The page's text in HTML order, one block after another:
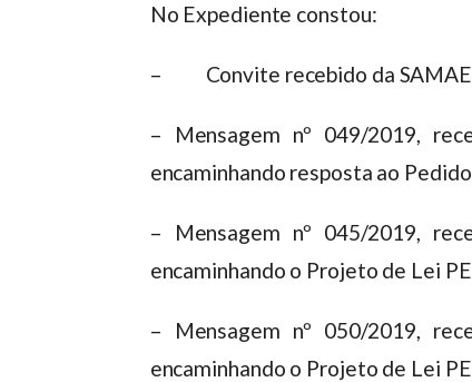
No Expediente constou:
– Convite recebido da SAMAE
– Mensagem nº 049/2019,
encaminhando resposta ao
– Mensagem nº 045/2019,
encaminhando o Projeto de Lei
– Mensagem nº 050/2019,
encaminhando o Projeto de Lei